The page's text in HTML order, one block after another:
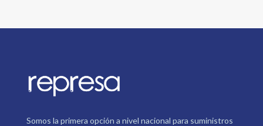
Somos la primera opción a nivel nacional para suministros